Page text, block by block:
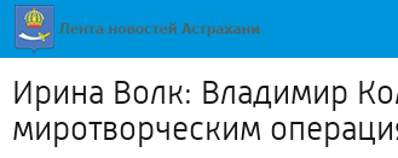
Ирина Волк: Владимир
миротворческим